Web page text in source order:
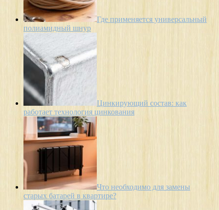
Где применяется универсальный
полиамидный шнур
Цинкирующий состав: как
работает технология цинкования
Что необходимо для замены
старых батарей в квартире?